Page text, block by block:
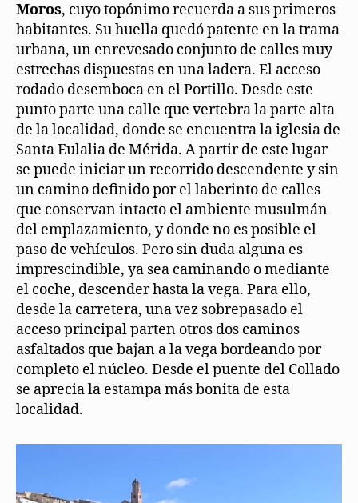
Moros, cuyo topónimo recuerda a sus primeros
habitantes. Su huella quedó patente en la trama
urbana, un enrevesado conjunto de calles muy
estrechas dispuestas en una ladera. El acceso
rodado desemboca en el Portillo. Desde este
punto parte una calle que vertebra la parte alta
de la localidad, donde se encuentra la iglesia de
Santa Eulalia de Mérida. A partir de este lugar
se puede iniciar un recorrido descendente y sin
un camino definido por el laberinto de calles
que conservan intacto el ambiente musulmán
del emplazamiento, y donde no es posible el
paso de vehículos. Pero sin duda alguna es
imprescindible, ya sea caminando o mediante
el coche, descender hasta la vega. Para ello,
desde la carretera, una vez sobrepasado el
acceso principal parten otros dos caminos
asfaltados que bajan a la vega bordeando por
completo el núcleo. Desde el puente del Collado
se aprecia la estampa más bonita de esta
localidad.